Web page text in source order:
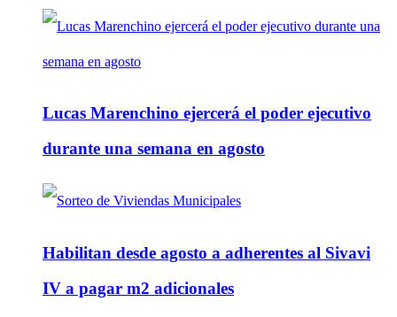
Lucas Marenchino ejercerá el poder ejecutivo
durante una semana en agosto
Habilitan desde agosto a adherentes al Sivavi
IV a pagar m2 adicionales